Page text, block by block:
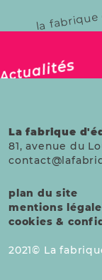
la
publié le 04 mai
La fabrique
81, avenue du
plan du site
mentions
cookies &
2021 La